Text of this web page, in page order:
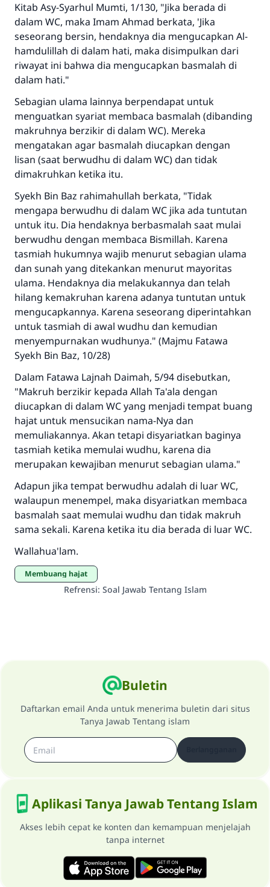
Kitab Asy-Syarhul Mumti, 1/130, "Jika berada di
dalam WC, maka Imam Ahmad berkata, 'Jika
seseorang bersin, hendaknya dia mengucapkan Al-
hamdulillah di dalam hati, maka disimpulkan dari
riwayat ini bahwa dia mengucapkan basmalah di
dalam hati."
Sebagian ulama lainnya berpendapat untuk
menguatkan syariat membaca basmalah (dibanding
makruhnya berzikir di dalam WC). Mereka
mengatakan agar basmalah diucapkan dengan
lisan (saat berwudhu di dalam WC) dan tidak
dimakruhkan ketika itu.
Syekh Bin Baz rahimahullah berkata, "Tidak
mengapa berwudhu di dalam WC jika ada tuntutan
untuk itu. Dia hendaknya berbasmalah saat mulai
berwudhu dengan membaca Bismillah. Karena
tasmiah hukumnya wajib menurut sebagian ulama
dan sunah yang ditekankan menurut mayoritas
ulama. Hendaknya dia melakukannya dan telah
hilang kemakruhan karena adanya tuntutan untuk
mengucapkannya. Karena seseorang diperintahkan
untuk tasmiah di awal wudhu dan kemudian
menyempurnakan wudhunya." (Majmu Fatawa
Syekh Bin Baz, 10/28)
Dalam Fatawa Lajnah Daimah, 5/94 disebutkan,
"Makruh berzikir kepada Allah Ta'ala dengan
diucapkan di dalam WC yang menjadi tempat buang
hajat untuk mensucikan nama-Nya dan
memuliakannya. Akan tetapi disyariatkan baginya
tasmiah ketika memulai wudhu, karena dia
merupakan kewajiban menurut sebagian ulama."
Adapun jika tempat berwudhu adalah di luar WC,
walaupun menempel, maka disyariatkan membaca
basmalah saat memulai wudhu dan tidak makruh
sama sekali. Karena ketika itu dia berada di luar WC.
Wallahua'lam.
Membuang hajat
Refrensi: Soal Jawab Tentang Islam
Buletin
Daftarkan email Anda untuk menerima buletin dari situs
Tanya Jawab Tentang islam
Aplikasi Tanya Jawab Tentang Islam
Akses lebih cepat ke konten dan kemampuan menjelajah
tanpa internet